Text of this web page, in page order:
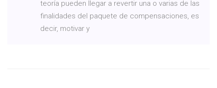
teoría pueden llegar a revertir una o varias de las
finalidades del paquete de compensaciones, es
decir, motivar y